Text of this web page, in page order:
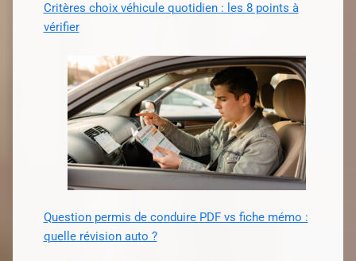
Critères choix véhicule quotidien : les 8 points à
vérifier
Question permis de conduire PDF vs fiche mémo :
quelle révision auto ?